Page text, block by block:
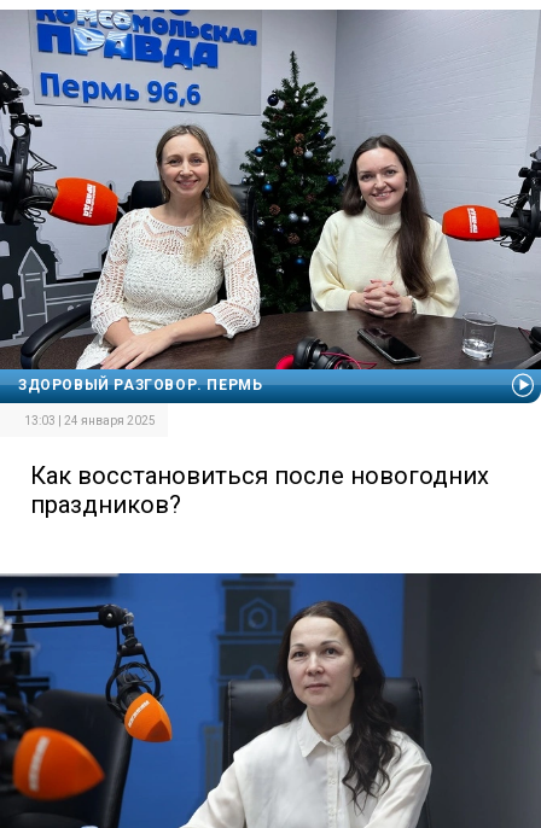
ЗДОРОВЫЙ РАЗГОВОР. ПЕРМЬ
13:03 | 24 января 2025
Как восстановиться после новогодних
праздников?